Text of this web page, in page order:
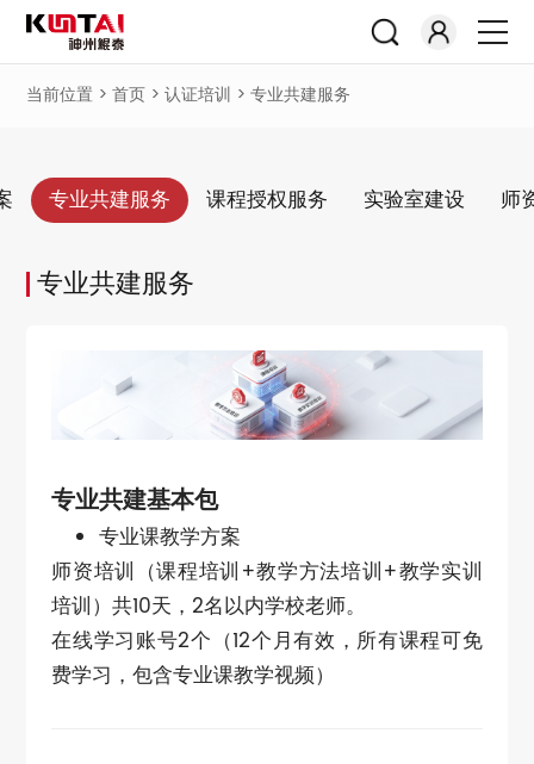
当前位置 >首页 >认证培训 >专业共建服务
专业共建服务 课程授权服务 实验室建设 师
专业共建服务
专业共建基本包
专业课教学方案
师资培训（课程培训+教学方法培训+教学实训
培训）共10天，2名以内学校老师。
在线学习账号2个（12个月有效，所有课程可免
费学习，包含专业课教学视频）